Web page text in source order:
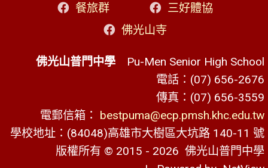
餐旅群
三好體協
佛光山寺
佛光山普門中學 Pu-Men Senior High School
電話：(07) 656-2676
傳真：(07) 656-3559
電郵信箱： bestpuma@ecp.pmsh.khc.edu.tw
學校地址：(84048)高雄市大樹區大坑路 140-11 號
版權所有 © 2015 - 2026 佛光山普門中學